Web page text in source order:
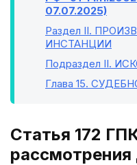
07.07.2025)
Раздел II.
ИНСТАНЦИИ
Подраздел II.
Глава 15.
Статья 172